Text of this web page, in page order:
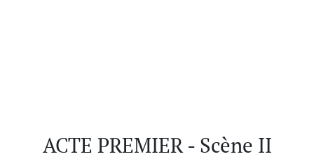
ACTE PREMIER - Scène II